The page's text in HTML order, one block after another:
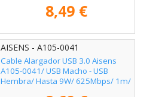
8,49 €
AISENS - A105-0041
Cable Alargador USB 3.0 Aisens
A105-0041/ USB Macho - USB
Hembra/ Hasta 9W/ 625Mbps/ 1m/